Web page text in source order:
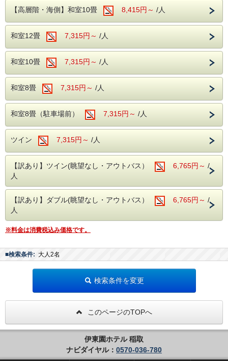
大型バスの乗り入れ、駐車はできません。あらかじめご承知
おきください。
上野・横浜発の往復バスをご希望のお客様は、お電話にてホ
TEL：０５７０－０３６－７８０
「熱川バナナワニ園」や、迫力満点のホワイ
トタイガーに会える「伊豆アニマルキングダ
ム」など、伊豆の魅力あふれるレジャースポ
お食事はついておりませんが、現地での自由
な行程を組めるのが 素泊まりプランのいいと
ころ。当館自慢の大自然に囲まれた露天風呂
や広々とした大浴場へ。豊かな緑と温泉が、
旅の疲れを優しく癒してくれます。
さらに、館内にはカラオケルームや卓球コー
ナーも完備！ご家族やご友人と、夜まで思い
っきりお楽しみいただけます。
予約制となります。お気軽にお申し付けくだ
さい。）
＜チェックイン・チェックアウト＞
・チェックアウトは嬉しい11時！
※2026年7月18日(土)～2026年8月29日
(土)のご宿泊はチェックアウト時刻が10：00
＜駐車場(無料)＞
駐車場を分散しご用意しております。ご到着
の際は直接フロント近くまでお車でお越しく
【高層階・海側】和室10畳 8,415円～ /人
和室12畳 7,315円～ /人
和室10畳 7,315円～ /人
和室8畳 7,315円～ /人
和室8畳（駐車場前） 7,315円～ /人
ツイン 7,315円～ /人
【訳あり】ツイン(眺望なし・アウトバス） 6,765円～ /
人
【訳あり】ダブル(眺望なし・アウトバス） 6,765円～ /
人
※料金は消費税込み価格です。
■検索条件: 大人2名
検索条件を変更
このページのTOPへ
伊東園ホテル 稲取
ナビダイヤル： 0570-036-780